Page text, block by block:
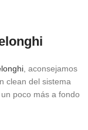
, aconsejamos
clean del sistema
poco más a fondo